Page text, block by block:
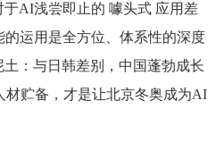
AI浅尝即止的 噱头式 应用差
运用是全方位、体系性的深度
：与日韩差别，中国蓬勃成长
贮备，才是让北京冬奥成为AI